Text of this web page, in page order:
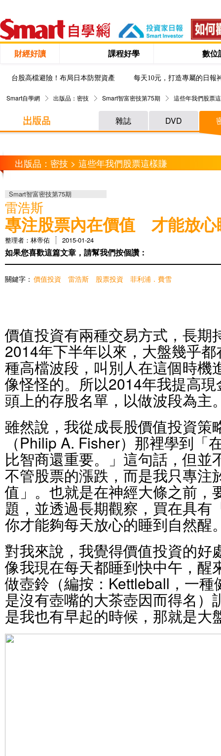
財經好讀 課程好學 數位
台股高檔避險！布局日本防禦資產 每天10元，打造專屬的日報
Smart自學網 出版品：密技 Smart智富密技第75期 這些年我們股票
雜誌 DVD
出版品：密技 > 這些年我們股票這樣賺
Smart智富密技第75期
雷浩斯
專注股票內在價值 才能放心
整理者：林帝佑 2015-01-24
如果您喜歡這篇文章，請幫我們按個讚：
關鍵字： 價值投資 雷浩斯 股票投資 菲利浦．費雪
價值投資有兩種交易方式，長期
2014年下半年以來，大盤幾乎
種高檔波段，叫別人在這個時機
像怪怪的。所以2014年我提高
頭上的存股名單，以做波段為主
雖然說，我從成長股價值投資
（Philip A. Fisher）那裡學到「
比智商還重要。」這句話，但並
不管股票的漲跌，而是我只專注
值」。也就是在神經大條之前，
題，並透過長期觀察，買在具有
你才能夠每天放心的睡到自然醒
對我來說，我覺得價值投資的好
像我現在每天都睡到快中午，醒
做壺鈴（編按：Kettleball，一
是沒有壺嘴的大茶壺因而得名
是我也有早起的時候，那就是大